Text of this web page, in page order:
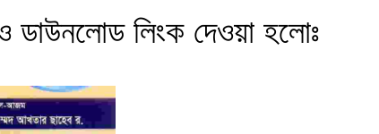
লিংক দেওয়া হলোঃ